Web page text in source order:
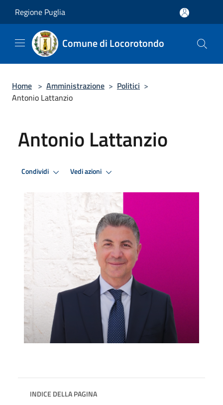
Regione Puglia
Comune di Locorotondo
Home > Amministrazione > Politici >
Antonio Lattanzio
Antonio Lattanzio
Condividi Vedi azioni
INDICE DELLA PAGINA